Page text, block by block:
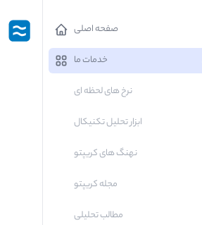
صفحه اصلی
خدمات ما
نرخ های لحظه ای
ابزار تحلیل تکنیکال
نهنگ های کریپتو
مجله کریپتو
مطالب تحلیلی